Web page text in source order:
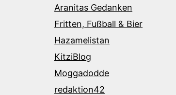
Aranitas Gedanken
Fritten, Fußball & Bier
Hazamelistan
KitziBlog
Moggadodde
redaktion42